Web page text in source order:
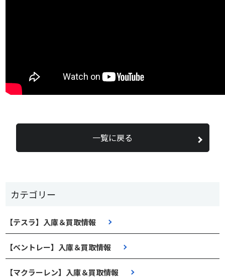
カテゴリー
【テスラ】入庫＆買取情報
【ベントレー】入庫＆買取情報
【マクラーレン】入庫＆買取情報
一覧に戻る